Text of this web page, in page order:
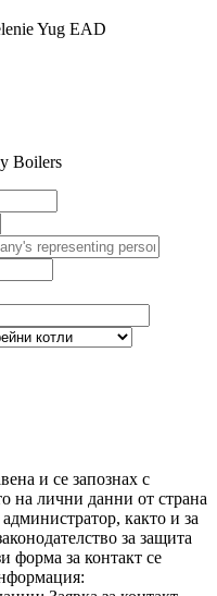
Yug EAD
Boilers
и се запознах с
на лични данни от страна
както и за
за защита
форма за контакт се